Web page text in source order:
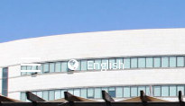
English